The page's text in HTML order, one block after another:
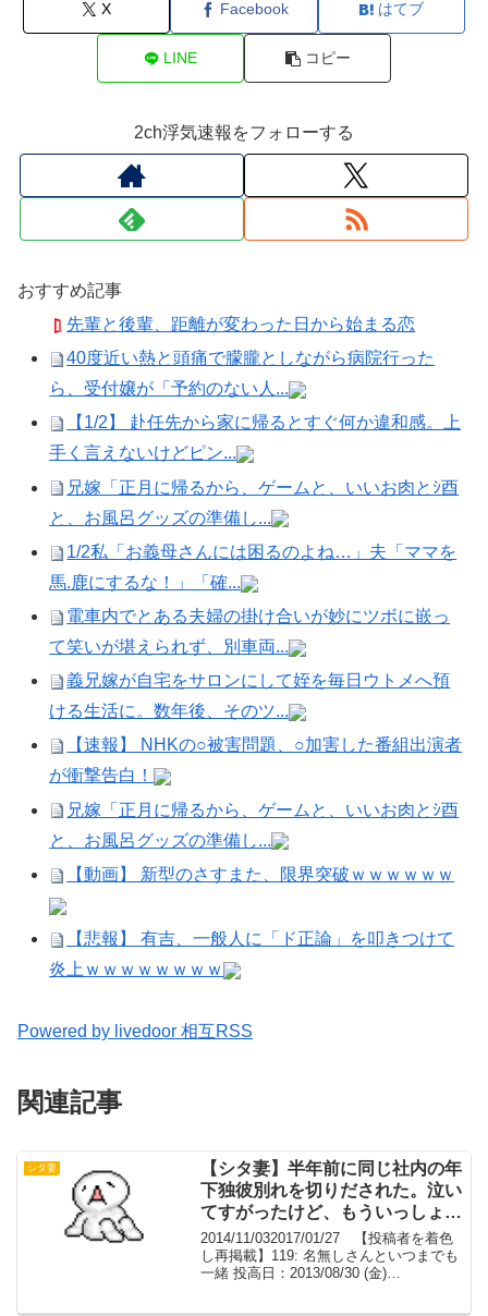
X Facebook はてブ
LINE コピー
2ch浮気速報をフォローする
おすすめ記事
先輩と後輩、距離が変わった日から始まる恋
40度近い熱と頭痛で朦朧としながら病院行った
ら、受付嬢が「予約のない人...
【1/2】 赴任先から家に帰るとすぐ何か違和感。上
手く言えないけどピン...
兄嫁「正月に帰るから、ゲームと、いいお肉とｼ酉
と、お風呂グッズの準備し...
1/2私「お義母さんには困るのよね…」夫「ママを
馬.鹿にするな！」「確...
電車内でとある夫婦の掛け合いが妙にツボに嵌っ
て笑いが堪えられず、別車両...
義兄嫁が自宅をサロンにして姪を毎日ウトメへ預
ける生活に。数年後、そのツ...
【速報】 NHKの○被害問題、○加害した番組出演者
が衝撃告白！
兄嫁「正月に帰るから、ゲームと、いいお肉とｼ酉
と、お風呂グッズの準備し...
【動画】 新型のさすまた、限界突破ｗｗｗｗｗｗ
【悲報】 有吉、一般人に「ド正論」を叩きつけて
炎上ｗｗｗｗｗｗｗｗ
Powered by livedoor 相互RSS
関連記事
シタ妻
【シタ妻】半年前に同じ社内の年
下独彼別れを切りだされた。泣い
てすがったけど、もういっしょに
いられない、と。【不明】
2014/11/032017/01/27 【投稿者を着色
し再掲載】119: 名無しさんといつまでも
一緒 投高日：2013/08/30 (金)